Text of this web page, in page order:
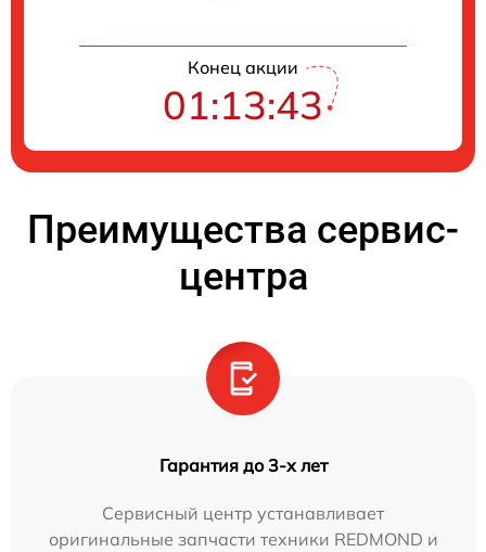
Конец акции
01:13:42
Преимущества сервис-
центра
Гарантия до 3-х лет
Сервисный центр устанавливает
оригинальные запчасти техники REDMOND и